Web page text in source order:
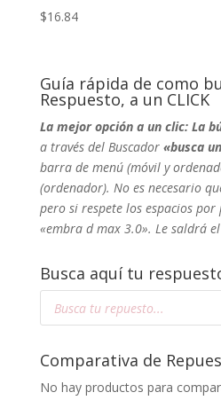
$16.84
Guía rápida de como
Respuesto, a un CLICK
La mejor opción a un clic: La
a través del Buscador«busca
barra de menú (móvil y
(ordenador). Noes necesario
pero si respete los espacios
«embra d max 3.0». Le saldrá
Busca aquí tu
Búsqueda
Comparativa de
No hay productos para